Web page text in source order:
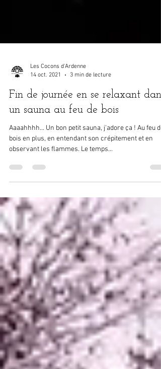
Les Cocons d'Ardenne
14 oct. 2021
Fin de journée en se relaxant dans
un sauna au feu de bois
Aaaahhhh... Un bon petit sauna, j'adore ça ! Au feu de
bois en plus, en entendant son crépitement et en